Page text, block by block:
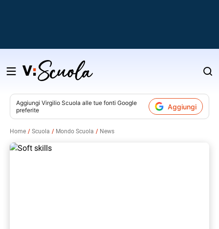
Salta
contenuto
Aggiungi Virgilio Scuola alle tue fonti Google
preferite
Aggiungi
Home Scuola Mondo Scuola News